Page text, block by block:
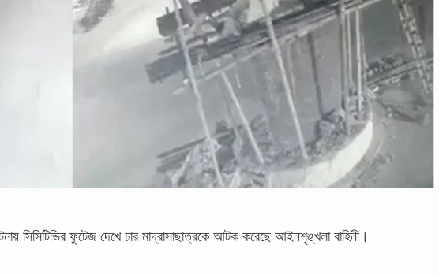
ঘটনায় সিসিটিভির ফুটেজ দেখে চার মাদ্রাসাছাত্রকে আটক করেছে আইনশৃঙ্খলা বাহিনী।